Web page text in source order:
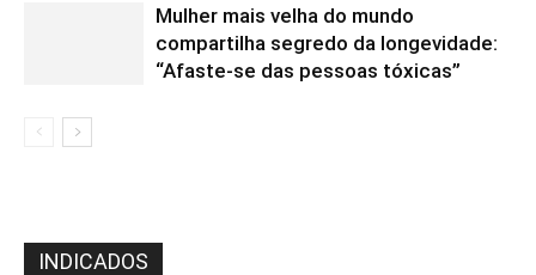
Mulher mais velha do mundo
compartilha segredo da longevidade:
“Afaste-se das pessoas tóxicas”
INDICADOS